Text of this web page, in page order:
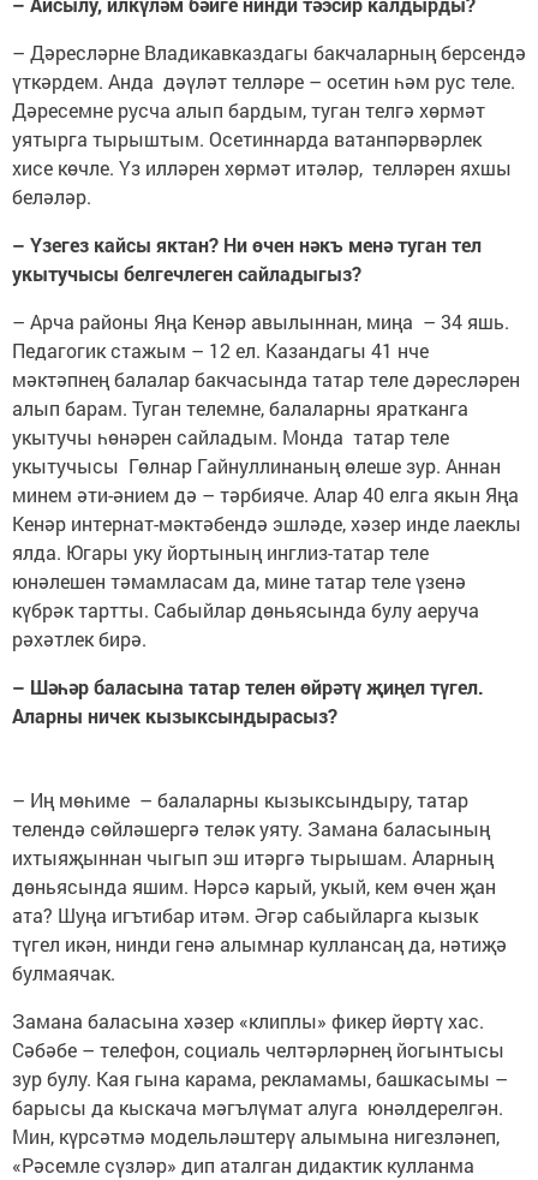
– Дәресләрне Владикавказдагы бакчаларның берсендә
үткәрдем. Анда дәүләт телләре – осетин һәм рус теле.
Дәресемне русча алып бардым, туган телгә хөрмәт
уятырга тырыштым. Осетиннарда ватанпәрвәрлек
хисе көчле. Үз илләрен хөрмәт итәләр, телләрен яхшы
беләләр.
– Үзегез кайсы яктан? Ни өчен нәкъ менә туган тел
укытучысы белгечлеген сайладыгыз?
– Арча районы Яңа Кенәр авылыннан, миңа – 34 яшь.
Педагогик стажым – 12 ел. Казандагы 41 нче
мәктәпнең балалар бакчасында татар теле дәресләрен
алып барам. Туган телемне, балаларны яратканга
укытучы һөнәрен сайладым. Монда татар теле
укытучысы Гөлнар Гайнуллинаның өлеше зур. Аннан
минем әти-әнием дә – тәрбияче. Алар 40 елга якын Яңа
Кенәр интернат-мәктәбендә эшләде, хәзер инде лаеклы
ялда. Югары уку йортының инглиз-татар теле
юнәлешен тәмамласам да, мине татар теле үзенә
күбрәк тартты. Сабыйлар дөньясында булу аеруча
рәхәтлек бирә.
– Шәһәр баласына татар телен өйрәтү җиңел түгел.
Аларны ничек кызыксындырасыз?
– Иң мөһиме – балаларны кызыксындыру, татар
телендә сөйләшергә теләк уяту. Замана баласының
ихтыяҗыннан чыгып эш итәргә тырышам. Аларның
дөньясында яшим. Нәрсә карый, укый, кем өчен җан
ата? Шуңа игътибар итәм. Әгәр сабыйларга кызык
түгел икән, нинди генә алымнар куллансаң да, нәтиҗә
булмаячак.
Замана баласына хәзер «клиплы» фикер йөртү хас.
Сәбәбе – телефон, социаль челтәрләрнең йогынтысы
зур булу. Кая гына карама, рекламамы, башкасымы –
барысы да кыскача мәгълүмат алуга юнәлдерелгән.
Мин, күрсәтмә модельләштерү алымына нигезләнеп,
«Рәсемле сүзләр» дип аталган дидактик кулланма